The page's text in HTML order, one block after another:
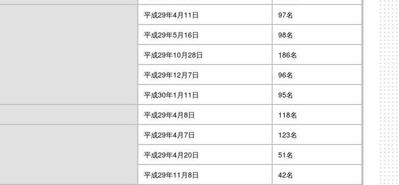
平成29年4月11日
97名
平成29年5月16日
98名
平成29年10月28日
186名
平成29年12月7日
96名
平成30年1月11日
95名
平成29年4月8日 118名
平成29年4月7日
123名
平成29年4月20日
51名
平成29年11月8日
42名